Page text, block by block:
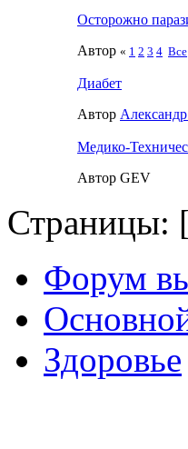
Осторожно
Автор « 1 2 3 4 Все
Диабет
Автор
Медико-
Автор GEV
Страницы:
Форум
Здоровье